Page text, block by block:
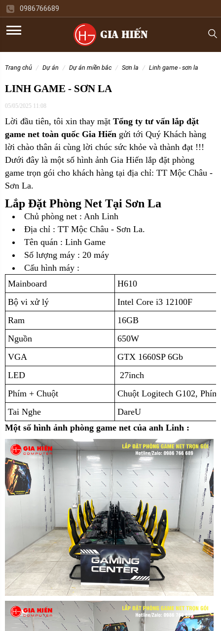
0986766689
trang chủ dự án dự án miền bắc sơn la linh game - sơn la
LINH GAME - SƠN LA
05/05/2025 11:08
Lời đầu tiên, tôi xin thay mặt Tổng ty tư vấn lắp đặt
game net toàn quốc Gia Hiến gửi tới Quý Khách hàng
lời chào thân ái cùng lời chúc sức khỏe và thành đạt !!!
Dưới đây là một số hình ảnh Gia Hiến lắp đặt phòng
game trọn gói cho khách hàng tại địa chỉ: TT Mộc Châu -
Sơn La.
Lắp Đặt Phòng Net Tại Sơn La
Chủ phòng net : Anh Linh
Địa chỉ : TT Mộc Châu - Sơn La.
Tên quán : Linh Game
Số lượng máy : 20 máy
Cấu hình máy :
Mainboard
H610
Bộ vi xử lý
Intel Core i3 12100F
Ram
16GB
Nguồn
650W
VGA
GTX 1660SP 6Gb
LED
27inch
Phím + Chuột
Chuột Logitech G102, Phím
Tai Nghe
DareU
Một số hình ảnh phòng game net của anh Linh :